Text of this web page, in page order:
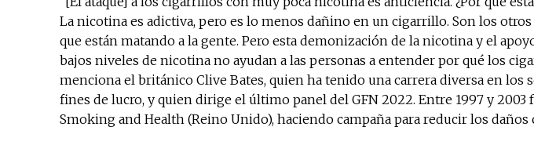
La nicotina es adictiva, pero es lo menos dañino en un cigarrillo. Son los
que están matando a la gente. Pero esta demonización de la nicotina y el
bajos niveles de nicotina no ayudan a las personas a entender por qué los
menciona el británico Clive Bates, quien ha tenido una carrera diversa en los
fines de lucro, y quien dirige el último panel del GFN 2022. Entre 1997 y
Smoking and Health (Reino Unido), haciendo campaña para reducir los daños